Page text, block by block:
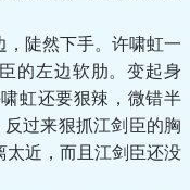
陡然下手。许啸虹一
的左边软肋。变起身
虹还要狠辣，微错半
反过来狠抓江剑臣的胸
太近，而且江剑臣还没